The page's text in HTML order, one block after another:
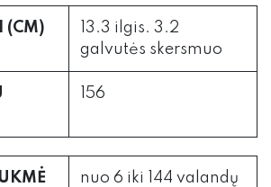
(CM)
13.3 ilgis. 3.2
galvutės skersmuo
156
nuo 6 iki 144 valandų